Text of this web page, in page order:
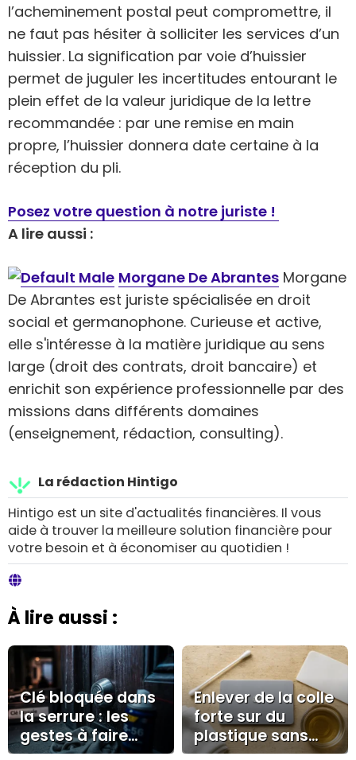
l’acheminement postal peut compromettre, il
ne faut pas hésiter à solliciter les services d’un
huissier. La signification par voie d’huissier
permet de juguler les incertitudes entourant le
plein effet de la valeur juridique de la lettre
recommandée : par une remise en main
propre, l’huissier donnera date certaine à la
réception du pli.
Posez votre question à notre juriste !
A lire aussi :
Morgane De Abrantes Morgane
De Abrantes est juriste spécialisée en droit
social et germanophone. Curieuse et active,
elle s'intéresse à la matière juridique au sens
large (droit des contrats, droit bancaire) et
enrichit son expérience professionnelle par des
missions dans différents domaines
(enseignement, rédaction, consulting).
La rédaction Hintigo
Hintigo est un site d'actualités financières. Il vous
aide à trouver la meilleure solution financière pour
votre besoin et à économiser au quotidien !
À lire aussi :
Clé bloquée dans
la serrure : les
gestes à faire
sans casser le
Enlever de la colle
forte sur du
plastique sans
voile blanc ni